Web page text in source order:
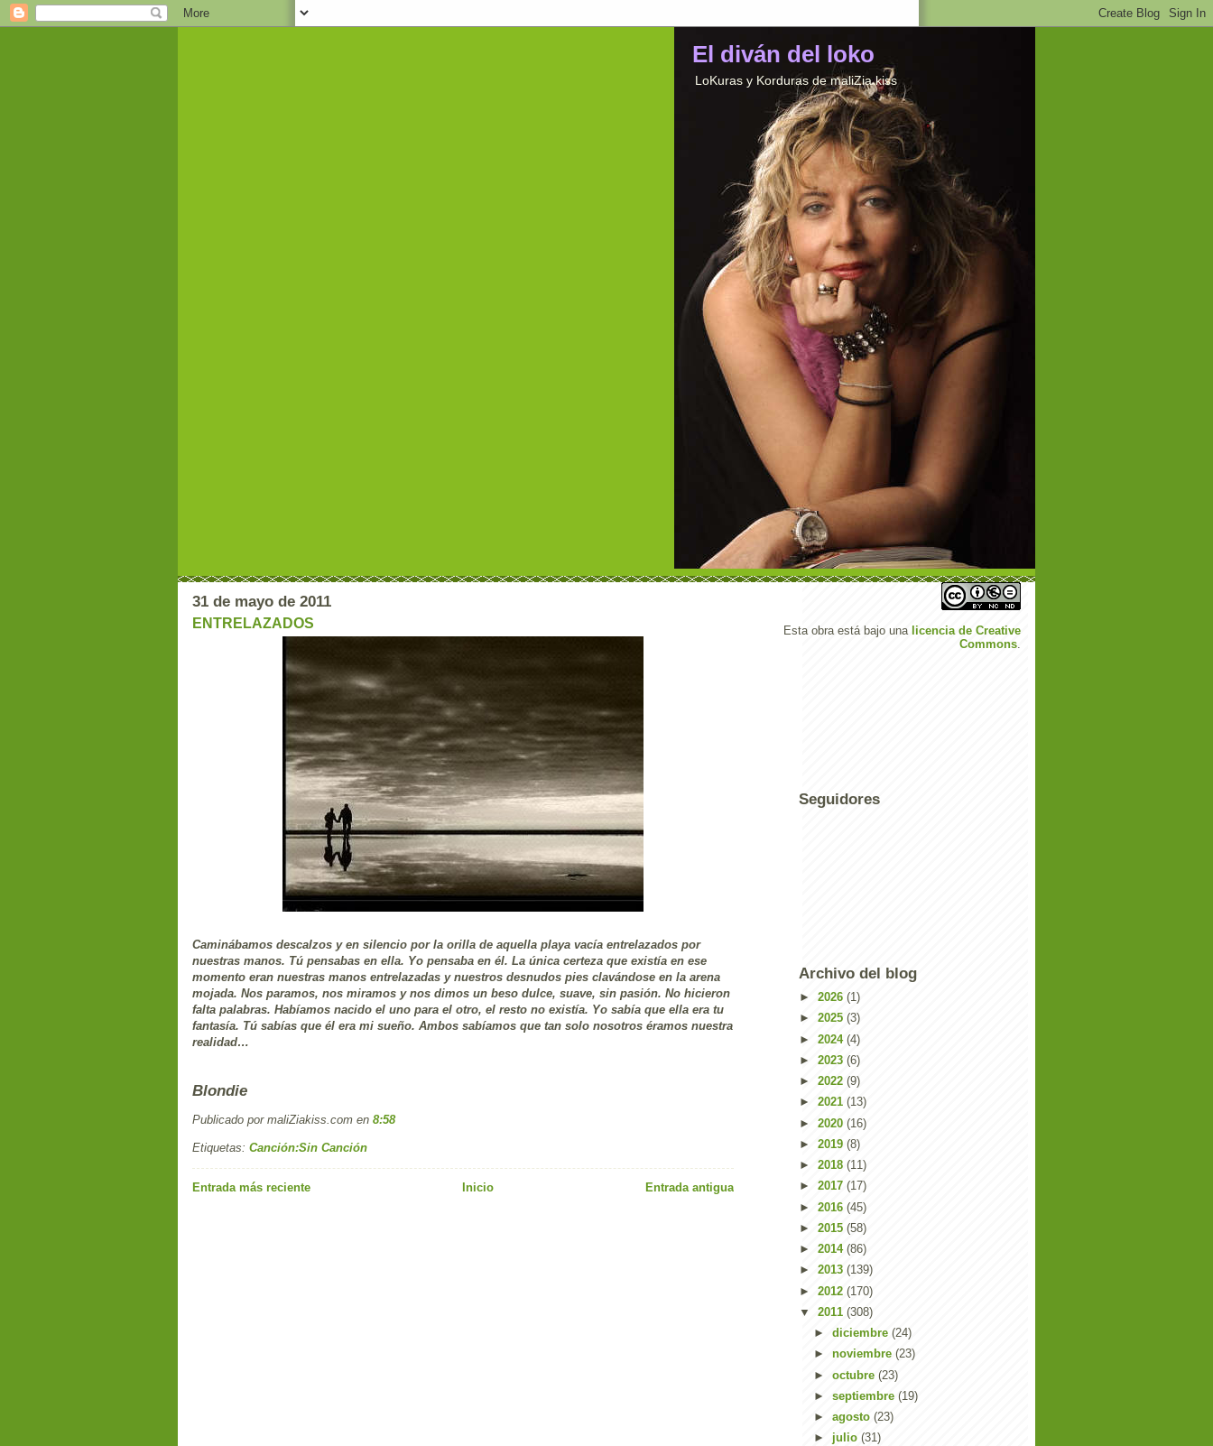
El diván del loko
LoKuras y Korduras de maliZia kiss
31 de mayo de 2011
ENTRELAZADOS
Caminábamos descalzos y en silencio por la orilla de aquella playa vacía entrelazados por
nuestras manos. Tú pensabas en ella. Yo pensaba en él. La única certeza que existía en ese
momento eran nuestras manos entrelazadas y nuestros desnudos pies clavándose en la arena
mojada. Nos paramos, nos miramos y nos dimos un beso dulce, suave, sin pasión. No hicieron
falta palabras. Habíamos nacido el uno para el otro, el resto no existía. Yo sabía que ella era tu
fantasía. Tú sabías que él era mi sueño. Ambos sabíamos que tan solo nosotros éramos nuestra
realidad…
Blondie
Publicado por maliZiakiss.com en 8:58
Etiquetas: Canción:Sin Canción
Entrada más reciente Entrada antigua
Inicio
Esta obra está bajo una licencia de Creative
Commons.
Seguidores
Archivo del blog
► 2026 (1)
► 2025 (3)
► 2024 (4)
► 2023 (6)
► 2022 (9)
► 2021 (13)
► 2020 (16)
► 2019 (8)
► 2018 (11)
► 2017 (17)
► 2016 (45)
► 2015 (58)
► 2014 (86)
► 2013 (139)
► 2012 (170)
▼ 2011 (308)
► diciembre (24)
► noviembre (23)
► octubre (23)
► septiembre (19)
► agosto (23)
► julio (31)